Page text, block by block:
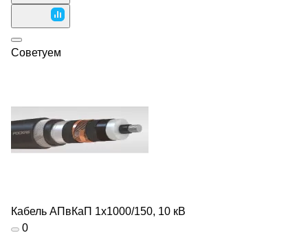
Советуем
Кабель АПвКаП 1х1000/150, 10 кВ
0